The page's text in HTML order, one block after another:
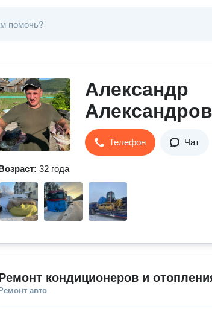
Александр
Телефон Чат
32 года
кондиционеров и
Ремонт авто